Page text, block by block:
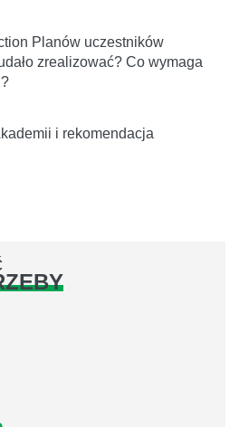
Planów uczestników
zrealizować? Co wymaga
i rekomendacja